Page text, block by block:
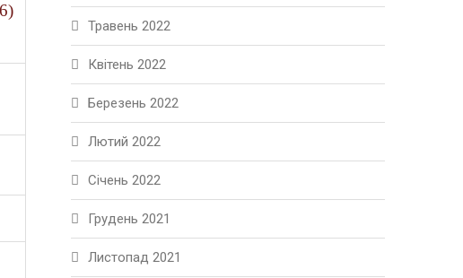
Травень 2022
Квітень 2022
Березень 2022
Лютий 2022
Січень 2022
Грудень 2021
Листопад 2021